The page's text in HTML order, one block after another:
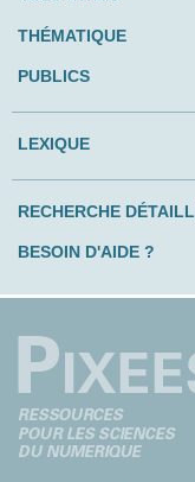
THÉMATIQUE
PUBLICS
LEXIQUE
RECHERCHE
BESOIN D'AIDE ?